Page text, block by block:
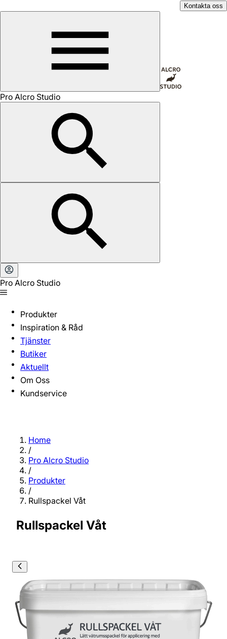
Kontakta oss
Pro Alcro Studio
Pro Alcro Studio
Produkter
Inspiration & Råd
Tjänster
Butiker
Aktuellt
Om Oss
Kundservice
Home
/
Pro Alcro Studio
/
Produkter
/
Rullspackel Våt
Rullspackel Våt